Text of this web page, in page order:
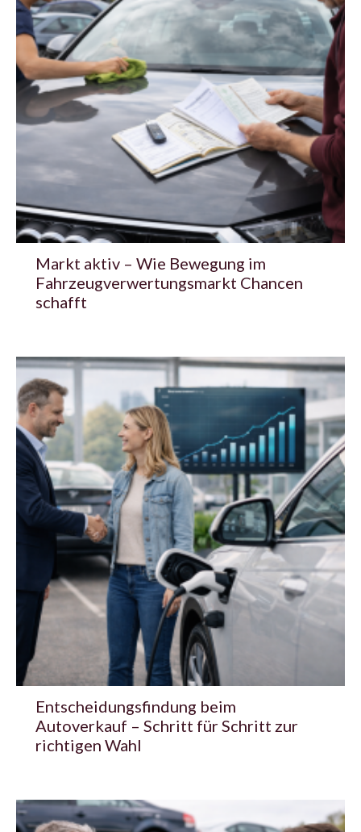
Markt aktiv – Wie Bewegung im
Fahrzeugverwertungsmarkt Chancen
schafft
Entscheidungsfindung beim
Autoverkauf – Schritt für Schritt zur
richtigen Wahl